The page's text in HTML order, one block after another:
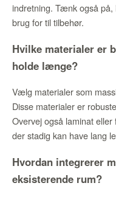
indretning. Tænk også på,
brug for til tilbehør.
Hvilke materialer er
holde længe?
Vælg materialer som
Disse materialer er
Overvej også laminat
der stadig kan have lang
Hvordan integrerer
eksisterende rum?